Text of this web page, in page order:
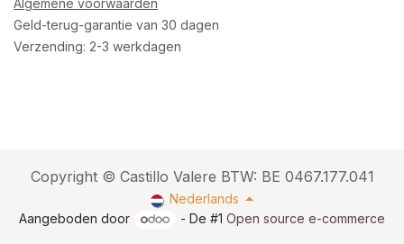
Algemene voorwaarden
Geld-terug-garantie van 30 dagen
Verzending: 2-3 werkdagen
Copyright © Castillo Valere BTW: BE 0467.177.041
Nederlands
Aangeboden door
- De #1Open source e-commerce